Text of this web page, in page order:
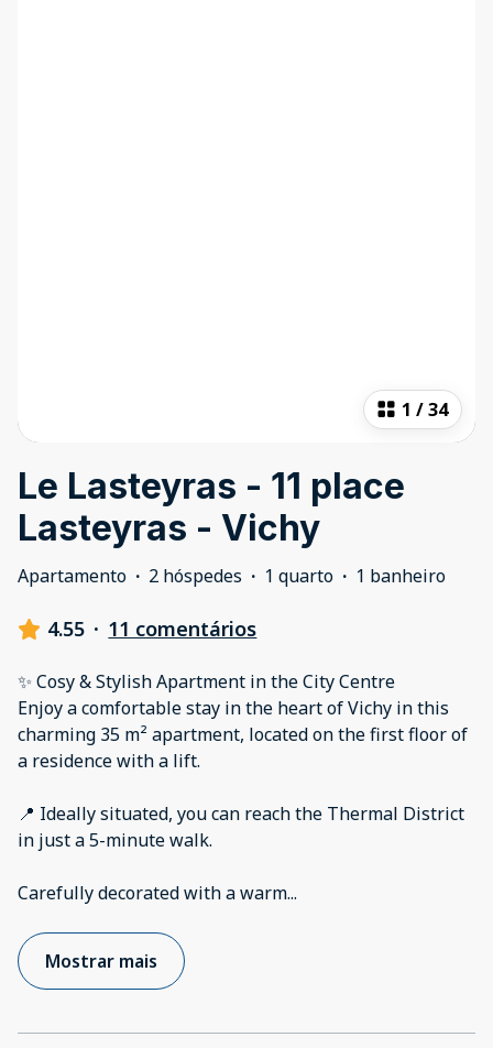
1 /34
Le Lasteyras - 11 place
Lasteyras - Vichy
Apartamento · 2 hóspedes · 1 quarto · 1 banheiro
4.55 · 11 comentários
✨ Cosy & Stylish Apartment in the City Centre
Enjoy a comfortable stay in the heart of Vichy in this
charming 35 m² apartment, located on the first floor of
a residence with a lift.
📍 Ideally situated, you can reach the Thermal District
in just a 5-minute walk.
Carefully decorated with a warm...
Mostrar mais